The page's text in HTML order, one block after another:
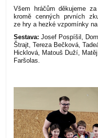
Všem hráčům děkujeme
kromě cenných prvních
ze hry a hezké vzpomínky
Sestava: Josef Pospíšil,
Štrajt, Tereza Bečková,
Hicklová, Matouš Duží,
Faršolas.